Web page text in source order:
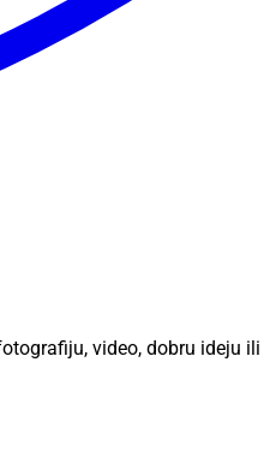
video, dobru ideju ili